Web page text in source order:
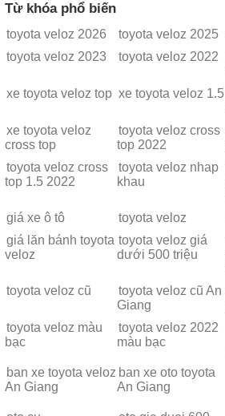
Từ khóa phổ biến
toyota veloz 2026 toyota veloz 2025
toyota veloz 2023
toyota veloz 2022
xe toyota veloz top xe toyota veloz 1.5
xe toyota veloz
cross top
toyota veloz cross
top 2022
toyota veloz cross
top 1.5 2022
toyota veloz nhap
khau
giá xe ô tô
toyota veloz
giá lăn bánh toyota
veloz
toyota veloz giá
dưới 500 triệu
toyota veloz cũ
toyota veloz cũ An
Giang
toyota veloz màu
bạc
toyota veloz 2022
màu bạc
ban xe toyota veloz
An Giang
ban xe oto toyota
An Giang